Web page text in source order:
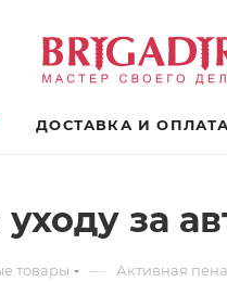
ДОСТАВКА И ОПЛАТА
за
товары — Активная пена